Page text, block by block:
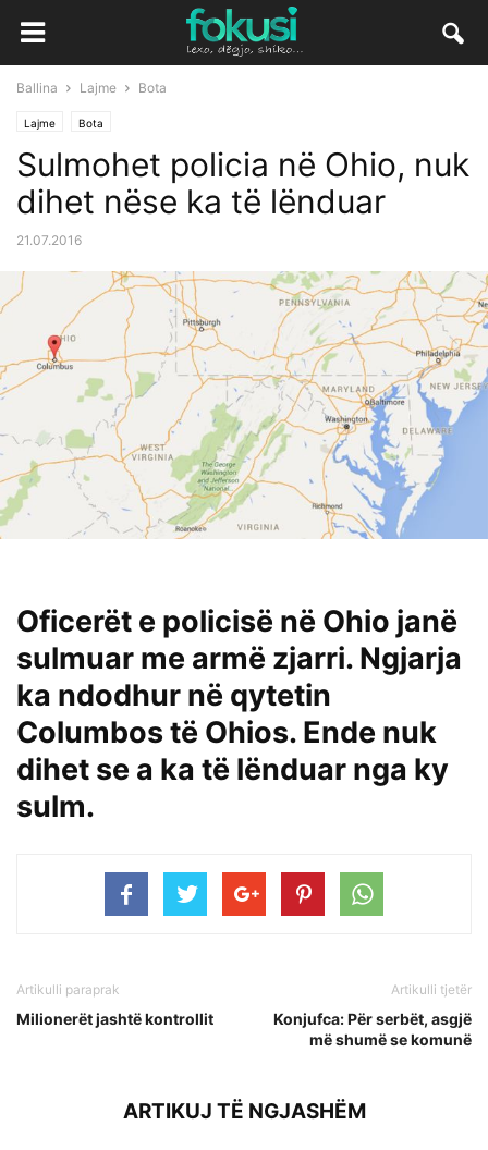
Ballina Lajme Bota
Lajme Bota
Sulmohet policia në Ohio, nuk
dihet nëse ka të lënduar
21.07.2016
Oficerët e policisë në Ohio janë
sulmuar me armë zjarri. Ngjarja
ka ndodhur në qytetin
Columbos të Ohios. Ende nuk
dihet se a ka të lënduar nga ky
sulm.
Artikulli paraprak
Milionerët jashtë kontrollit
Artikulli tjetër
Konjufca: Për serbët, asgjë
më shumë se komunë
ARTIKUJ TË NGJASHËM